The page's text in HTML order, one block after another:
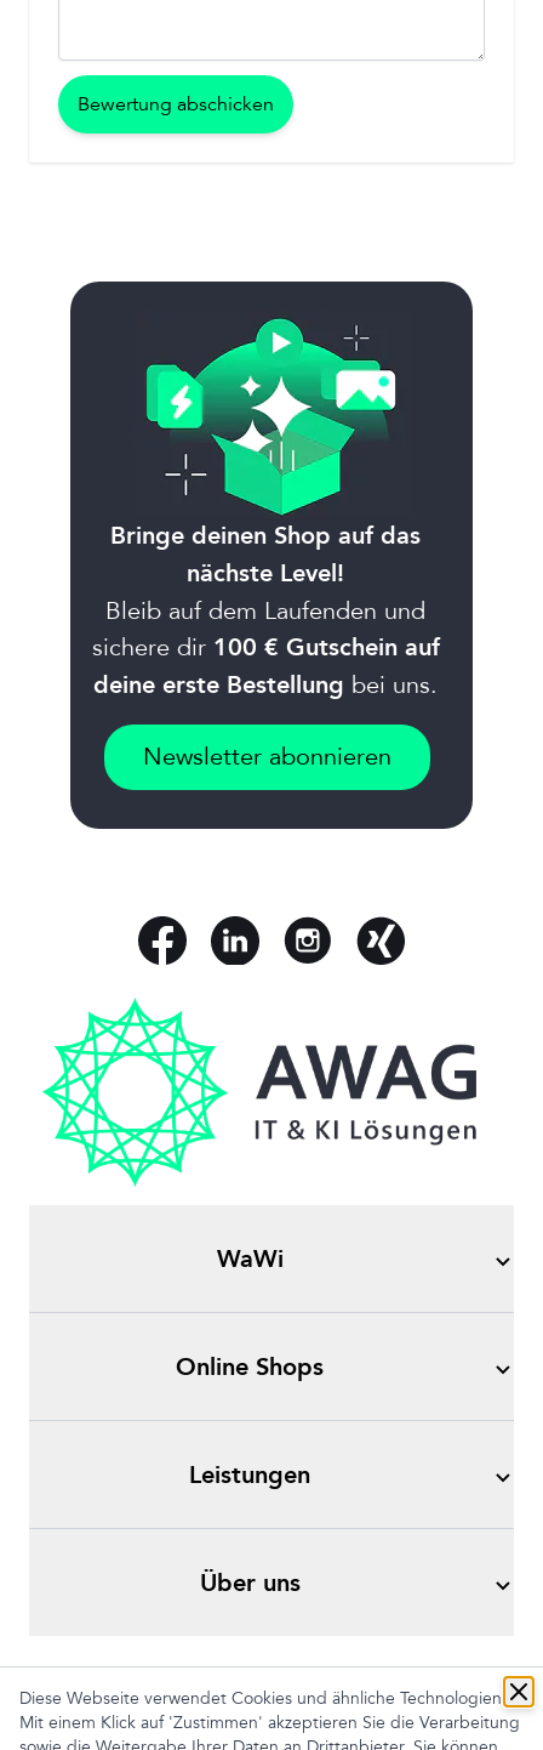
Diese Webseite verwendet Cookies und ähnliche Technologien.
Mit einem Klick auf 'Zustimmen' akzeptieren Sie die Verarbeitung
Bewertung abschicken
Bringe deinen Shop auf das
nächste Level!
Bleib auf dem Laufenden und
sichere dir 100 € Gutschein auf
deine erste Bestellung bei uns.
Newsletter abonnieren
WaWi
Online Shops
Leistungen
Über uns
Impressum AGB Datenschutz